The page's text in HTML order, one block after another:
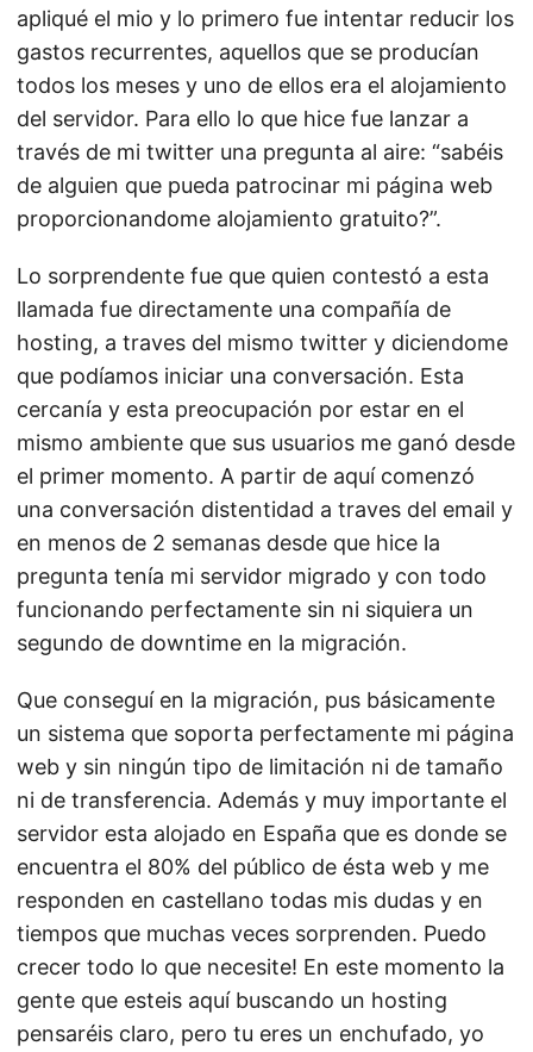
apliqué el mio y lo primero fue intentar reducir los
gastos recurrentes, aquellos que se producían
todos los meses y uno de ellos era el alojamiento
del servidor. Para ello lo que hice fue lanzar a
través de mi twitter una pregunta al aire: “sabéis
de alguien que pueda patrocinar mi página web
proporcionandome alojamiento gratuito?”.
Lo sorprendente fue que quien contestó a esta
llamada fue directamente una compañía de
hosting, a traves del mismo twitter y diciendome
que podíamos iniciar una conversación. Esta
cercanía y esta preocupación por estar en el
mismo ambiente que sus usuarios me ganó desde
el primer momento. A partir de aquí comenzó
una conversación distentidad a traves del email y
en menos de 2 semanas desde que hice la
pregunta tenía mi servidor migrado y con todo
funcionando perfectamente sin ni siquiera un
segundo de downtime en la migración.
Que conseguí en la migración, pus básicamente
un sistema que soporta perfectamente mi página
web y sin ningún tipo de limitación ni de tamaño
ni de transferencia. Además y muy importante el
servidor esta alojado en España que es donde se
encuentra el 80% del público de ésta web y me
responden en castellano todas mis dudas y en
tiempos que muchas veces sorprenden. Puedo
crecer todo lo que necesite! En este momento la
gente que esteis aquí buscando un hosting
pensaréis claro, pero tu eres un enchufado, yo